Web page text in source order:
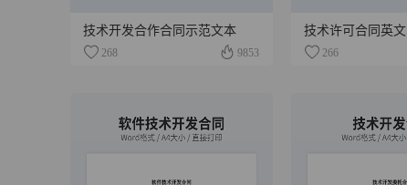
技术开发合作合同示范文本
268 9853
技术许可合同英文
266